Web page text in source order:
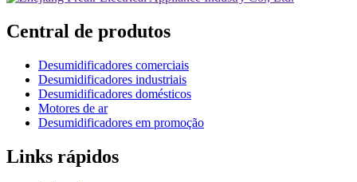
Central de produtos
Desumidificadores comerciais
Desumidificadores industriais
Desumidificadores domésticos
Motores de ar
Desumidificadores em promoção
Links rápidos